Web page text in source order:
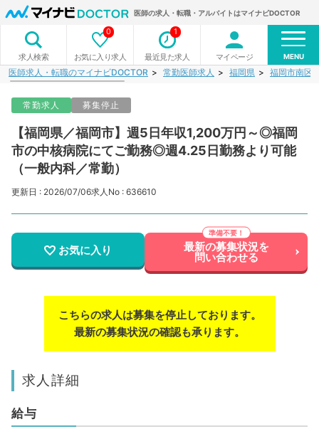
医師の求人・転職・アルバイトはマイナビDOCTOR
求人検索 お気に入り求人
0
最近見た求人
1
マイページ MENU
医師求人・転職のマイナビDOCTOR 常勤医師求人 福岡県 福岡市南区
常勤求人 募集停止
【福岡県／福岡市】週5日年収1,200万円～◎福岡
市の中核病院にてご勤務◎週4.25日勤務より可能
（一般内科／常勤）
更新日 : 2026/07/06求人No : 636610
お気に入り 最新の募集状況を
問い合わせる
こちらの求人は募集を停止しております。
最新の募集状況の確認も承ります。
求人詳細
給与